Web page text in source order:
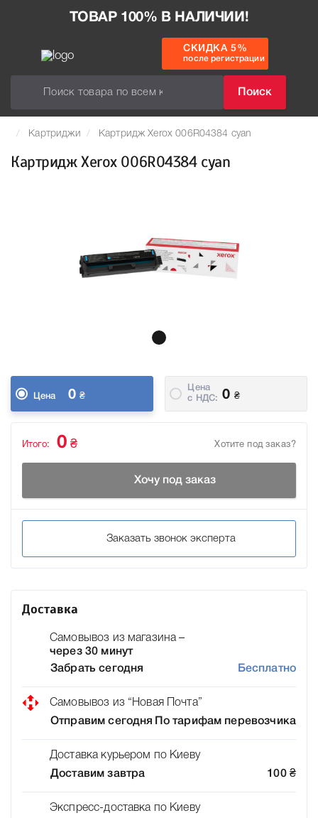
ТОВАР 100% В НАЛИЧИИ!
Поиск
СКИДКА 5%
после регистрации
Картриджи Картридж Xerox 006R04384 cyan
Картридж Xerox 006R04384 cyan
Цена 0 ₴
Цена
c НДС:
0 ₴
Хотите под заказ?
Итого: 0 ₴
Хочу под заказ
Заказать звонок эксперта
Доставка
Самовывоз из магазина –
через 30 минут
Забрать сегодня
Бесплатно
Самовывоз из “Новая Почта”
Отправим сегодня
По тарифам перевозчика
Доставка курьером по Киеву
Доставим завтра
100 ₴
Экспресс-доставка по Киеву